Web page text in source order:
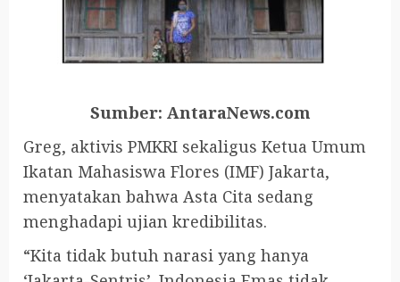
Sumber: AntaraNews.com
Greg, aktivis PMKRI sekaligus Ketua Umum
Ikatan Mahasiswa Flores (IMF) Jakarta,
menyatakan bahwa Asta Cita sedang
menghadapi ujian kredibilitas.
“Kita tidak butuh narasi yang hanya